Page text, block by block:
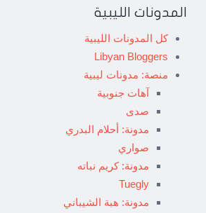
المدونات الليبية
كل المدونات الليبية
Libyan Bloggers
منصة: مدونات ليبية
آهات جنوبية
صدى
مدونة: أحلام البدري
صواري
مدونة: كريم نباته
Tuegly
مدونة: هبة الشيباني